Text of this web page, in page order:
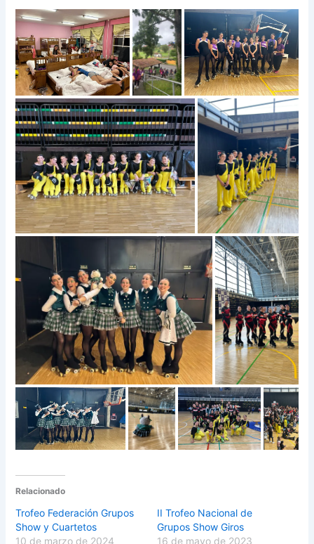
Relacionado
Trofeo Federación Grupos
Show y Cuartetos
10 de marzo de 2024
II Trofeo Nacional de
Grupos Show Giros
16 de mayo de 2023